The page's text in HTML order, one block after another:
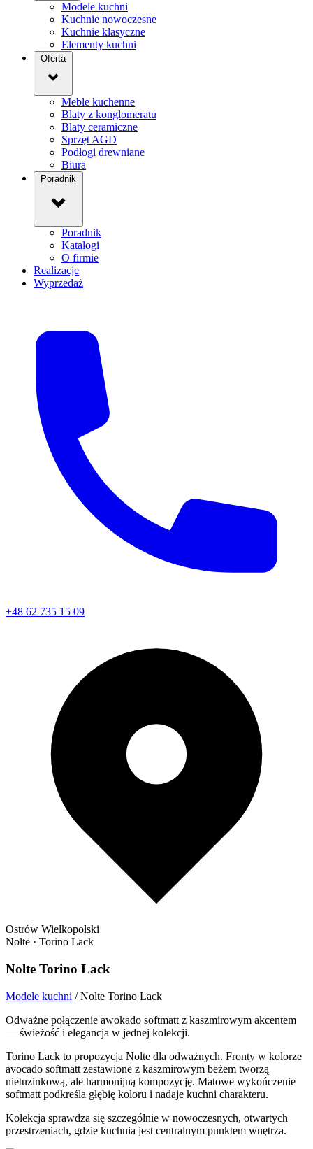
Modele kuchni
Kuchnie nowoczesne
Kuchnie klasyczne
Elementy kuchni
Oferta
Meble kuchenne
Blaty z konglomeratu
Blaty ceramiczne
Sprzęt AGD
Podłogi drewniane
Biura
Poradnik
Poradnik
Katalogi
O firmie
Realizacje
Wyprzedaż
+48 62 735 15 09
Ostrów Wielkopolski
Nolte · Torino Lack
Nolte Torino Lack
Modele kuchni / Nolte Torino Lack
Odważne połączenie awokado softmatt z kaszmirowym akcentem
— świeżość i elegancja w jednej kolekcji.
Torino Lack to propozycja Nolte dla odważnych. Fronty w kolorze
avocado softmatt zestawione z kaszmirowym beżem tworzą
nietuzinkową, ale harmonijną kompozycję. Matowe wykończenie
softmatt podkreśla głębię koloru i nadaje kuchni charakteru.
Kolekcja sprawdza się szczególnie w nowoczesnych, otwartych
przestrzeniach, gdzie kuchnia jest centralnym punktem wnętrza.